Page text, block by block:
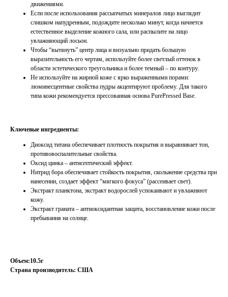
движениями.
Если после использования рассыпчатых минералов лицо выглядит
слишком напудренным, подождите несколько минут, когда начнется
естественное выделение кожного сала, или распылите на лицо
увлажняющий лосьон.
Чтобы “вытянуть” центр лица и визуально придать большую
выразительность его чертам, используйте более светлый оттенок в
области эстетического треугольника и более темный – по контуру.
Не используйте на жирной коже с ярко выраженными порами:
люминесцентные свойства пудры акцентируют проблему. Для такого
типа кожи рекомендуется прессованная основа PurePressed Base.
Ключевые ингредиенты:
Диоксид титана обеспечивает плотность покрытия и выравнивает тон,
противовоспалительные свойства.
Оксид цинка – антисептический эффект.
Нитрид бора обеспечивает стойкость покрытия, скольжение средства при
нанесении, создает эффект “мягкого фокуса” (рассеивает свет).
Экстракт планктона, экстракт водорослей успокаивают и увлажняют
кожу.
Экстракт граната – антиоксидантная защита, восстановление кожи после
пребывания на солнце.
Объем:10.5г
Страна производитель: США